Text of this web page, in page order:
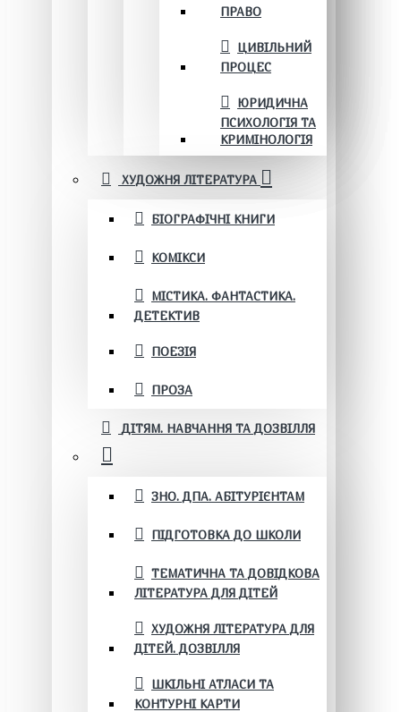
ПРАВО
ЦИВІЛЬНИЙ
ПРОЦЕС
ЮРИДИЧНА
ПСИХОЛОГІЯ ТА
КРИМІНОЛОГІЯ
ХУДОЖНЯ ЛІТЕРАТУРА
БІОГРАФІЧНІ КНИГИ
КОМІКСИ
МІСТИКА. ФАНТАСТИКА.
ДЕТЕКТИВ
ПОЕЗІЯ
ПРОЗА
ДІТЯМ. НАВЧАННЯ ТА ДОЗВІЛЛЯ
ЗНО. ДПА. АБІТУРІЄНТАМ
ПІДГОТОВКА ДО ШКОЛИ
ТЕМАТИЧНА ТА ДОВІДКОВА
ЛІТЕРАТУРА ДЛЯ ДІТЕЙ
ХУДОЖНЯ ЛІТЕРАТУРА ДЛЯ
ДІТЕЙ. ДОЗВІЛЛЯ
ШКІЛЬНІ АТЛАСИ ТА
КОНТУРНІ КАРТИ